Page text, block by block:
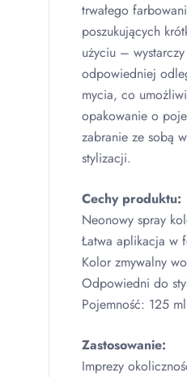
trwałego
poszukujących
użyciu –
odpowiedniej
mycia, co
opakowanie o
zabranie ze sobą
stylizacji.
Cechy produktu:
Neonowy spray
Łatwa aplikacja w
Kolor zmywalny
Odpowiedni do
Pojemność: 125
Zastosowanie:
Imprezy